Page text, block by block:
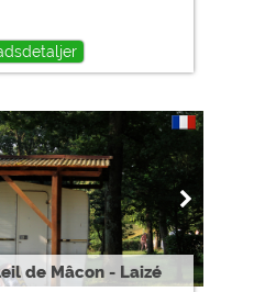
de Mâcon - Laizé